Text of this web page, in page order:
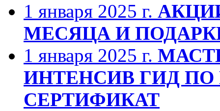
1 января 2025 г.
МЕСЯЦА И
1 января 2025 г.
ИНТЕНСИВ ГИД ПО
СЕРТИФИКАТ